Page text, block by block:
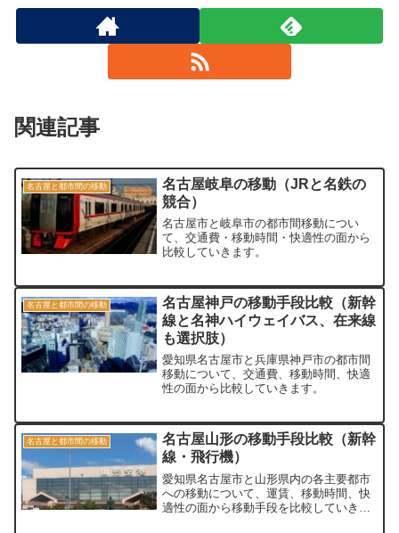
関連記事
名古屋と都市間の移動
名古屋岐阜の移動（JRと名鉄の
競合）
名古屋市と岐阜市の都市間移動につい
て、交通費・移動時間・快適性の面から
比較していきます。
名古屋と都市間の移動
名古屋神戸の移動手段比較（新幹
線と名神ハイウェイバス、在来線
も選択肢）
愛知県名古屋市と兵庫県神戸市の都市間
移動について、交通費、移動時間、快適
性の面から比較していきます。
名古屋と都市間の移動
名古屋山形の移動手段比較（新幹
線・飛行機）
愛知県名古屋市と山形県内の各主要都市
への移動について、運賃、移動時間、快
適性の面から移動手段を比較していきま